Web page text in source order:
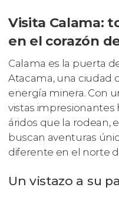
Visita Calama:
en el corazón
Calama es la puerta
Atacama, una ciudad
energía minera. Con
vistas impresionantes
áridos que la rodean,
buscan aventuras
diferente en el norte
Un vistazo a su